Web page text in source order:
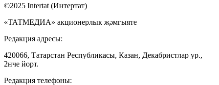
©2025 Intertat (Интертат)
«ТАТМЕДИА» акционерлык җәмгыяте
Редакция адресы:
420066, Татарстан Республикасы, Казан, Декабристлар ур.,
2нче йорт.
Редакция телефоны: